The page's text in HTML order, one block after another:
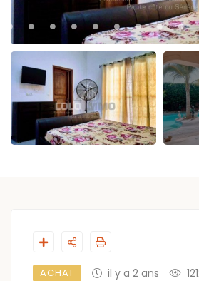
ACHAT il y a 2 ans